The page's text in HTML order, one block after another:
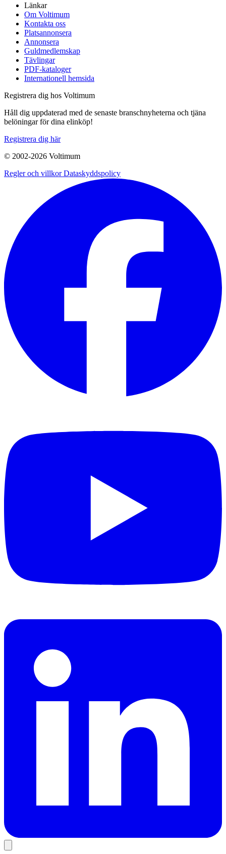
Länkar
Om Voltimum
Kontakta oss
Platsannonsera
Annonsera
Guldmedlemskap
Tävlingar
PDF-kataloger
Internationell hemsida
Registrera dig hos Voltimum
Håll dig uppdaterad med de senaste branschnyheterna och tjäna
belöningar för dina elinköp!
Registrera dig här
© 2002-2026 Voltimum
Regler och villkorDataskyddspolicy